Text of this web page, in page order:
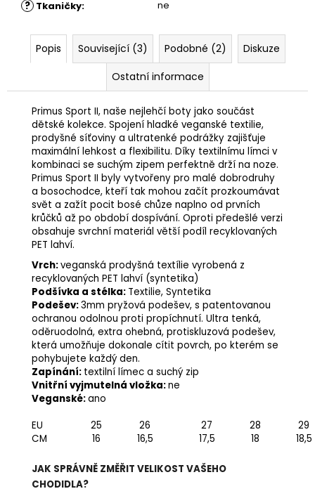
? Tkaničky: ne
Popis Související (3) Podobné (2)
Diskuze
Ostatní informace
Primus Sport II, naše nejlehčí boty jako součást
dětské kolekce. Spojení hladké veganské textilie,
prodyšné síťoviny a ultratenké podrážky zajišťuje
maximální lehkost a flexibilitu. Díky textilnímu límci v
kombinaci se suchým zipem perfektně drží na noze.
Primus Sport II byly vytvořeny pro malé dobrodruhy
a bosochodce, kteří tak mohou začít prozkoumávat
svět a zažít pocit bosé chůze naplno od prvních
krůčků až po období dospívání. Oproti předešlé verzi
obsahuje svrchní materiál větší podíl recyklovaných
PET lahví.
Vrch:veganská prodyšná textílie vyrobená z
recyklovaných PET lahví (syntetika)
Podšívka a stélka: Textilie, Syntetika
Podešev:3mm pryžová podešev, s patentovanou
ochranou odolnou proti propíchnutí. Ultra tenká,
oděruodolná, extra ohebná, protiskluzová podešev,
která umožňuje dokonale cítit povrch, po kterém se
pohybujete každý den.
Zapínání: textilní límec a suchý zip
Vnitřní vyjmutelná vložka:ne
Veganské:ano
EU
25 26 27 28
29
CM
16 16,5 17,5 18 18,5
JAK SPRÁVNĚ ZMĚŘIT VELIKOST VAŠEHO
CHODIDLA?